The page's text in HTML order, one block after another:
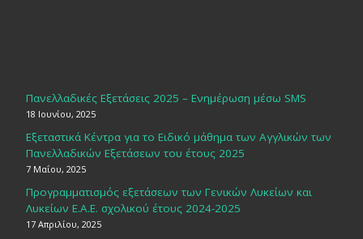
Πανελλαδικές Εξετάσεις 2025 – Ενημέρωση μέσω SMS
18 Ιουνίου, 2025
Εξεταστικά Κέντρα για το Ειδικό μάθημα των Αγγλικών των
Πανελλαδικών Εξετάσεων του έτους 2025
7 Μαΐου, 2025
Προγραμματισμός εξετάσεων των Γενικών Λυκείων και
Λυκείων Ε.Α.Ε. σχολικού έτους 2024-2025
17 Απριλίου, 2025